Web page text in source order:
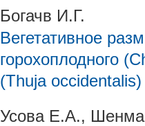
Богачв И.Г.
Вегетативное
горохоплодного
(Thuja
Усова Е.А.,